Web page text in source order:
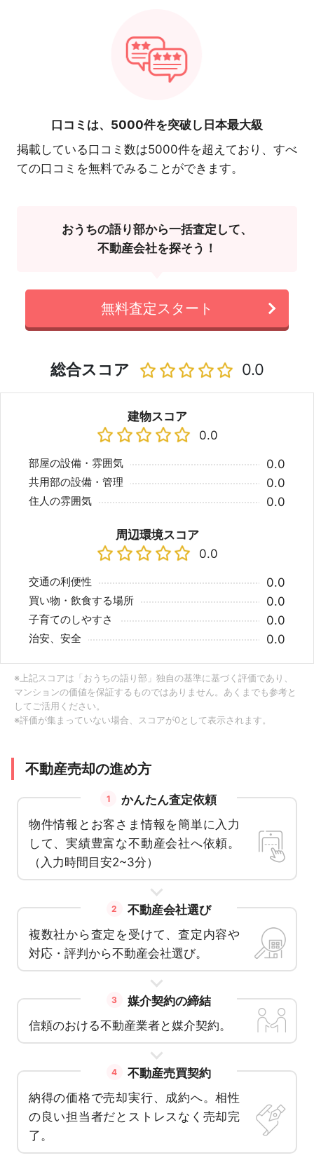
口コミは、 5000件を突破し日本最大級
掲載している口コミ数は5000件を超えており、すべ
ての口コミを無料でみることができます。
おうちの語り部から一括査定して、
不動産会社を探そう！
無料査定スタート
総合スコア 0.0
建物スコア
0.0
部屋の設備・雰囲気 0.0
共用部の設備・管理 0.0
住人の雰囲気 0.0
周辺環境スコア
0.0
交通の利便性 0.0
買い物・飲食する場所 0.0
子育てのしやすさ 0.0
治安、安全 0.0
※上記スコアは「おうちの語り部」独自の基準に基づく評価であり、
マンションの価値を保証するものではありません。あくまでも参考と
してご活用ください。
※評価が集まっていない場合、スコアが0として表示されます。
不動産売却の進め方
1
かんたん査定依頼
物件情報とお客さま情報を簡単に入力
して、実績豊富な不動産会社へ依頼。
（入力時間目安2~3分）
2
不動産会社選び
複数社から査定を受けて、査定内容や
対応・評判から不動産会社選び。
3
媒介契約の締結
信頼のおける不動産業者と媒介契約。
4
不動産売買契約
納得の価格で売却実行、成約へ。相性
の良い担当者だとストレスなく売却完
了。